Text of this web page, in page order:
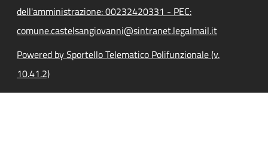
dell'amministrazione: 00232420331 - PEC:
comune.castelsangiovanni@sintranet.legalmail.it
Powered by Sportello Telematico Polifunzionale (v.
10.41.2)